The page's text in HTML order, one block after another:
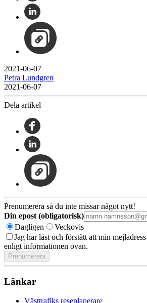
2021-06-07
Petra Lundgren
2021-06-07
Dela artikel
Prenumerera så du inte missar något nytt!
Din epost (obligatorisk)
Dagligen
Veckovis
Jag har läst och förstått att min
enligt informationen ovan.
Länkar
Västtrafiks reseplanerare